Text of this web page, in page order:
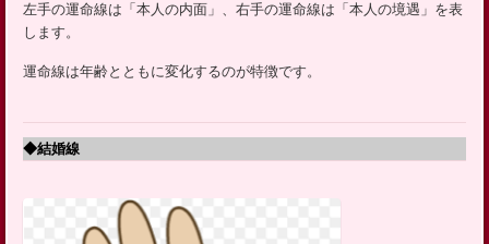
左手の運命線は「本人の内面」、右手の運命線は「本人の境遇」を表
します。
運命線は年齢とともに変化するのが特徴です。
◆結婚線